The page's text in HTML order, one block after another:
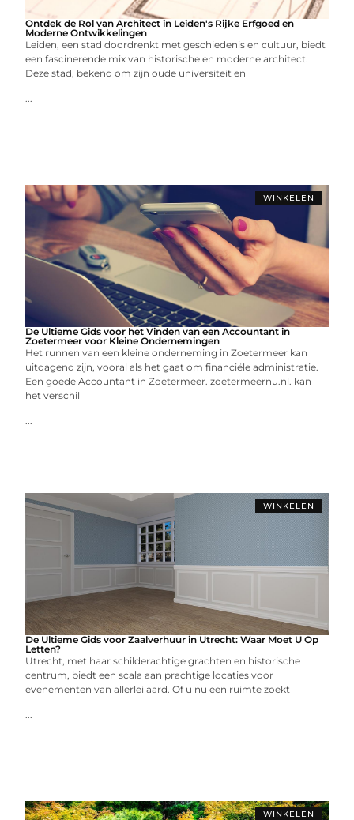
Ontdek de Rol van Architect in Leiden's Rijke Erfgoed en
Moderne Ontwikkelingen
Leiden, een stad doordrenkt met geschiedenis en cultuur, biedt
een fascinerende mix van historische en moderne architect.
Deze stad, bekend om zijn oude universiteit en
...
WINKELEN
De Ultieme Gids voor het Vinden van een Accountant in
Zoetermeer voor Kleine Ondernemingen
Het runnen van een kleine onderneming in Zoetermeer kan
uitdagend zijn, vooral als het gaat om financiële administratie.
Een goede Accountant in Zoetermeer. zoetermeernu.nl. kan
het verschil
...
WINKELEN
De Ultieme Gids voor Zaalverhuur in Utrecht: Waar Moet U Op
Letten?
Utrecht, met haar schilderachtige grachten en historische
centrum, biedt een scala aan prachtige locaties voor
evenementen van allerlei aard. Of u nu een ruimte zoekt
...
WINKELEN